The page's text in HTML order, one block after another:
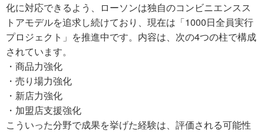
化に対応できるよう、ローソンは独自のコンビニエンスス
トアモデルを追求し続けており、現在は「1000日全員実行
プロジェクト」を推進中です。内容は、次の4つの柱で構成
されています。
・商品力強化
・売り場力強化
・新店力強化
・加盟店支援強化
こういった分野で成果を挙げた経験は、評価される可能性